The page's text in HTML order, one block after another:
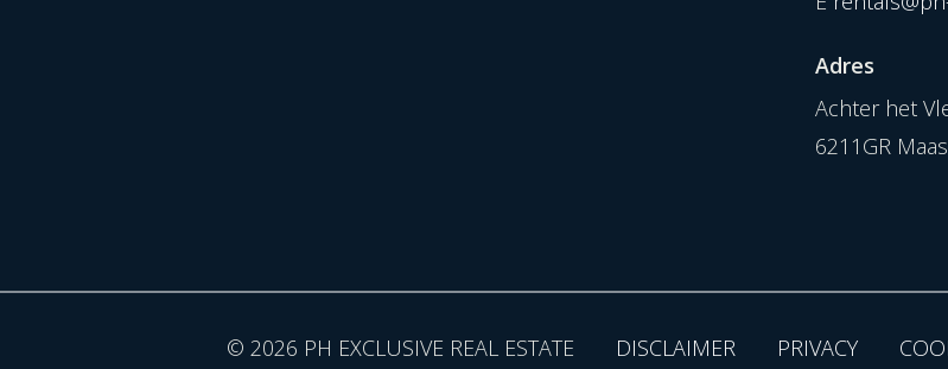
Adres
Achter het
6211GR
© 2026 PH EXCLUSIVE REAL ESTATE DISCLAIMER PRIVACY